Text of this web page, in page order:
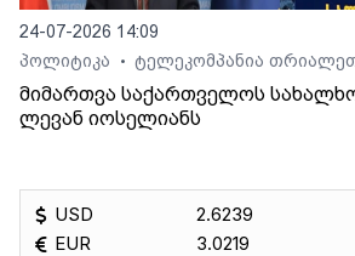
24-07-2026 14:09
პოლიტიკა
• ტელეკომპანია
მიმართვა საქართველოს
ლევან იოსელიანს
USD
EUR
2.6239
3.0219